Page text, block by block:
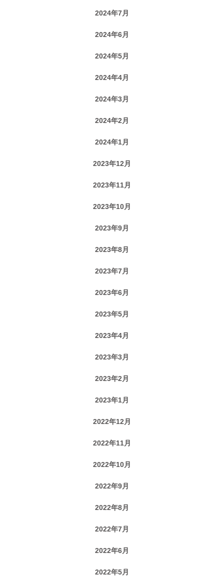
2024年7月
2024年6月
2024年5月
2024年4月
2024年3月
2024年2月
2024年1月
2023年12月
2023年11月
2023年10月
2023年9月
2023年8月
2023年7月
2023年6月
2023年5月
2023年4月
2023年3月
2023年2月
2023年1月
2022年12月
2022年11月
2022年10月
2022年9月
2022年8月
2022年7月
2022年6月
2022年5月